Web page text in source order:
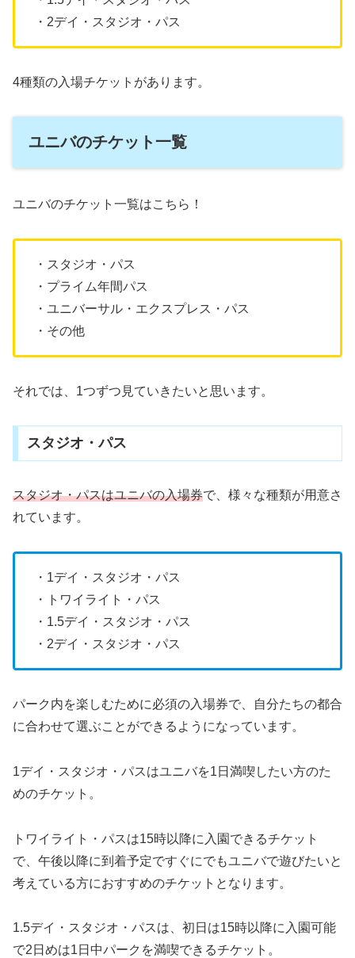
・2デイ・スタジオ・パス
4種類の入場チケットがあります。
ユニバのチケット一覧
ユニバのチケット一覧はこちら！
・スタジオ・パス
・プライム年間パス
・ユニバーサル・エクスプレス・パス
・その他
それでは、1つずつ見ていきたいと思います。
スタジオ・パス
スタジオ・パスはユニバの入場券で、様々な種類が用意さ
れています。
・1デイ・スタジオ・パス
・トワイライト・パス
・1.5デイ・スタジオ・パス
・2デイ・スタジオ・パス
パーク内を楽しむために必須の入場券で、自分たちの都合
に合わせて選ぶことができるようになっています。
1デイ・スタジオ・パスはユニバを1日満喫したい方のた
めのチケット。
トワイライト・パスは15時以降に入園できるチケット
で、午後以降に到着予定ですぐにでもユニバで遊びたいと
考えている方におすすめのチケットとなります。
1.5デイ・スタジオ・パスは、初日は15時以降に入園可能
で2日めは1日中パークを満喫できるチケット。